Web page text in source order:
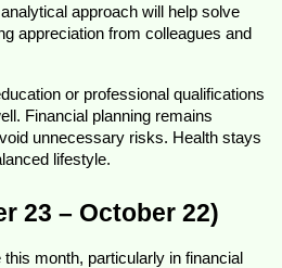
approach will help solve
appreciation from colleagues and
or professional qualifications
Financial planning remains
unnecessary risks. Health stays
lifestyle.
23 – October 22)
month, particularly in financial